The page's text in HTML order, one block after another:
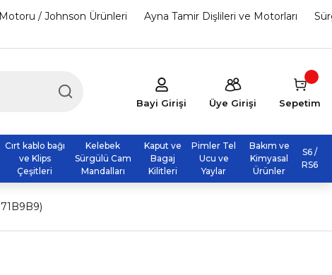
/ Johnson Ürünleri Ayna Tamir Dişlileri ve Motorları
Bayi Girişi Üye Girişi Sepetim
Cırt kablo bağı
ve Klips
Çeşitleri
Kelebek
Sürgülü Cam
Mandalları
Kaput ve
Bagaj
Kilitleri
Pimler Tel
Ucu ve
Yaylar
Bakım ve
Kimyasal
Ürünler
S6 /
RS6